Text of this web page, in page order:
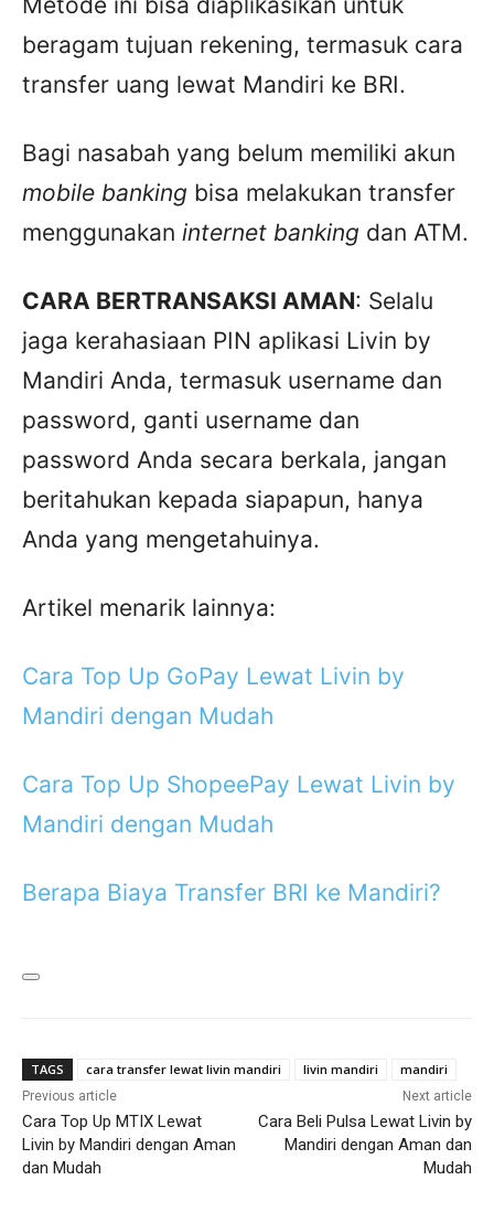
beragam tujuan rekening, termasuk cara
transfer uang lewat Mandiri ke BRI.
Bagi nasabah yang belum memiliki akun
mobile banking bisa melakukan transfer
menggunakan internet banking dan ATM.
CARA BERTRANSAKSI AMAN: Selalu
jaga kerahasiaan PIN aplikasi Livin by
Mandiri Anda, termasuk username dan
password, ganti username dan
password Anda secara berkala, jangan
beritahukan kepada siapapun, hanya
Anda yang mengetahuinya.
Artikel menarik lainnya:
Cara Top Up GoPay Lewat Livin by
Mandiri dengan Mudah
Cara Top Up ShopeePay Lewat Livin by
Mandiri dengan Mudah
Berapa Biaya Transfer BRI ke Mandiri?
TAGS cara transfer lewat livin mandiri livin mandiri mandiri
Previous article
Cara Top Up MTIX Lewat
Livin by Mandiri dengan Aman
dan Mudah
Next article
Cara Beli Pulsa Lewat Livin by
Mandiri dengan Aman dan
Mudah